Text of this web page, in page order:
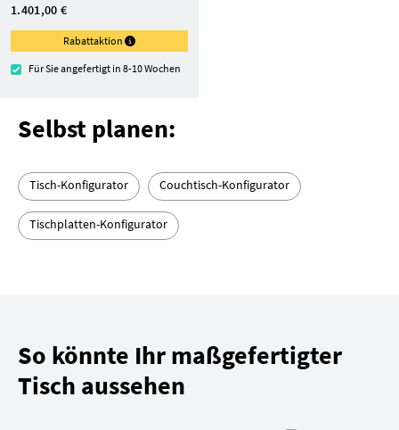
1.401,00 €
Rabattaktion
Für Sie angefertigt in 8-10 Wochen
Selbst planen:
Tisch-Konfigurator Couchtisch-Konfigurator
Tischplatten-Konfigurator
So könnte Ihr maßgefertigter
Tisch aussehen